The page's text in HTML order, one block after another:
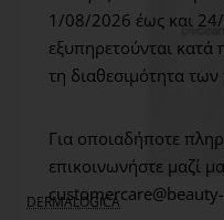
1/08/2026 έως και
εξυπηρετούνται κατά
τη διαθεσιμότητα
Για οποιαδήποτε
επικοινωνήστε μαζί
Υγιές δέρμα: 92%
Oξυγονωμένο δέρμα:
DERMALOGICA